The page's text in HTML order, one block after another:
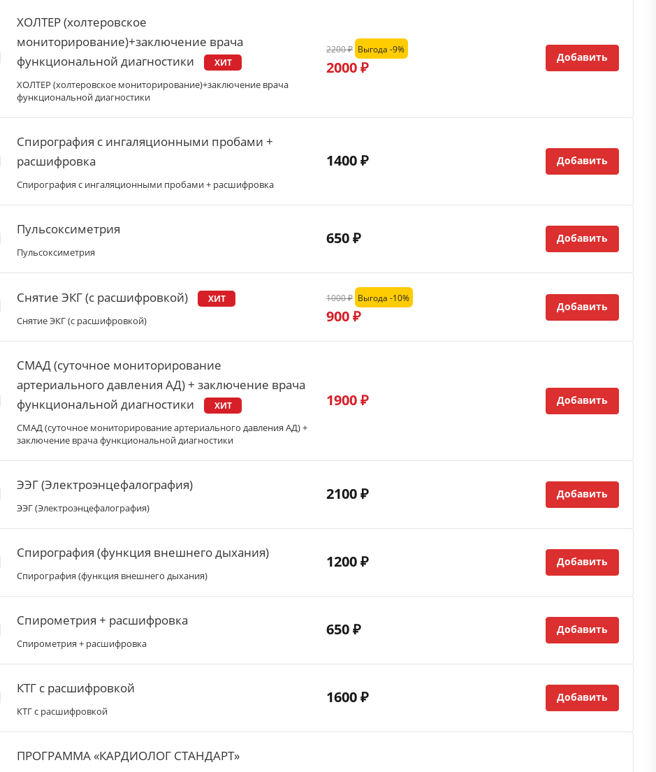
ХОЛТЕР (холтеровское
мониторирование)+заключение врача
функциональной диагностики
ХИТ
ХОЛТЕР (холтеровское мониторирование)+заключение врача
функциональной диагностики
2000 ₽
2200 ₽ Выгода -9%
Добавить
Спирография с ингаляционными пробами +
расшифровка
Спирография с ингаляционными пробами + расшифровка
1400 ₽ Добавить
Пульсоксиметрия
Пульсоксиметрия
650 ₽ Добавить
Снятие ЭКГ (с расшифровкой) ХИТ
Снятие ЭКГ (с расшифровкой) 900 ₽
1000 ₽ Выгода -10%
Добавить
СМАД (суточное мониторирование
артериального давления АД) + заключение врача
функциональной диагностики
ХИТ
СМАД (суточное мониторирование артериального давления АД) +
заключение врача функциональной диагностики
1900 ₽ Добавить
ЭЭГ (Электроэнцефалография)
ЭЭГ (Электроэнцефалография)
2100 ₽ Добавить
Спирография (функция внешнего дыхания)
Спирография (функция внешнего дыхания)
1200 ₽ Добавить
Спирометрия + расшифровка
Спирометрия + расшифровка
650 ₽ Добавить
КТГ с расшифровкой
КТГ с расшифровкой
1600 ₽ Добавить
ПРОГРАММА «КАРДИОЛОГ СТАНДАРТ»